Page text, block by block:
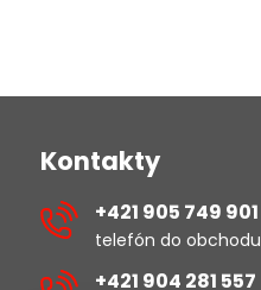
Kontakty
+421 905 749 901
telefón do obchodu
+421 904 281 557